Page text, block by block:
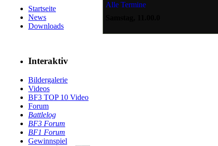
Startseite
News
Downloads
Interaktiv
Bildergalerie
Videos
BF3 TOP 10 Video
Forum
Battlelog
BF3 Forum
BF1 Forum
Gewinnspiel
Alle Termine